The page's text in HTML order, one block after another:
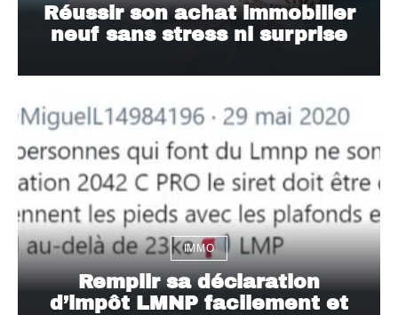
Réussir son achat immobilier
neuf sans stress ni surprise
IMMO
Remplir sa déclaration
d’impôt LMNP facilement et